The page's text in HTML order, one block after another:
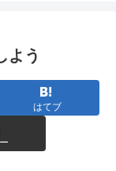
よう
はてブ